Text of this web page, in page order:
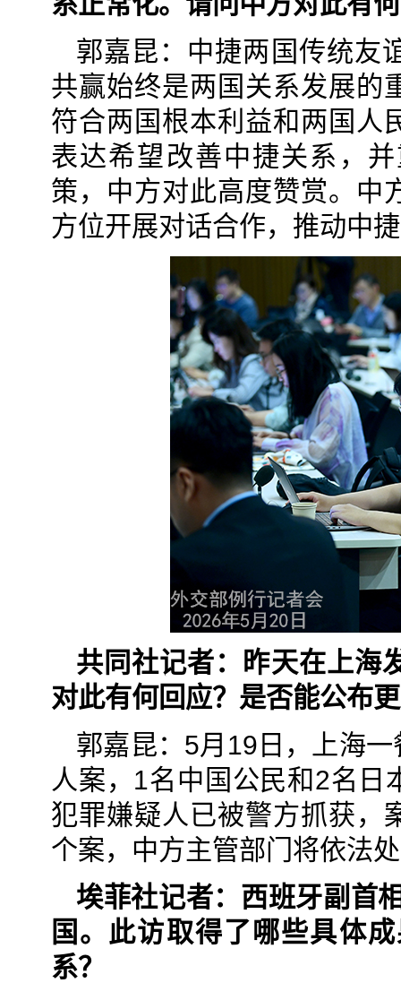
郭嘉昆：中捷两国传统友
共赢始终是两国关系发展的
符合两国根本利益和两国人
表达希望改善中捷关系，
策，中方对此高度赞赏。中
方位开展对话合作，推动中
共同社记者：昨天在上海
对此有何回应？是否能公布
郭嘉昆：5月19日，上海
人案，1名中国公民和2名日
犯罪嫌疑人已被警方抓获，
个案，中方主管部门将依法
埃菲社记者：西班牙副首
国。此访取得了哪些具体
系？